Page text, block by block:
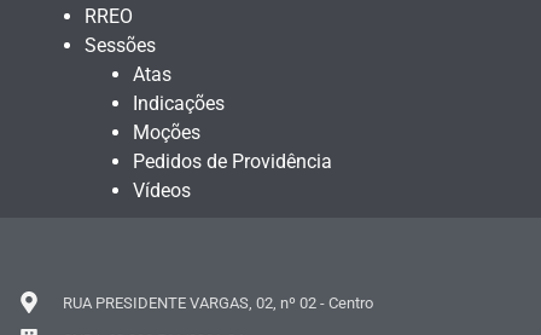
RREO
Sessões
Atas
Indicações
Moções
Pedidos de Providência
Vídeos
RUA PRESIDENTE VARGAS, 02, nº 02 - Centro